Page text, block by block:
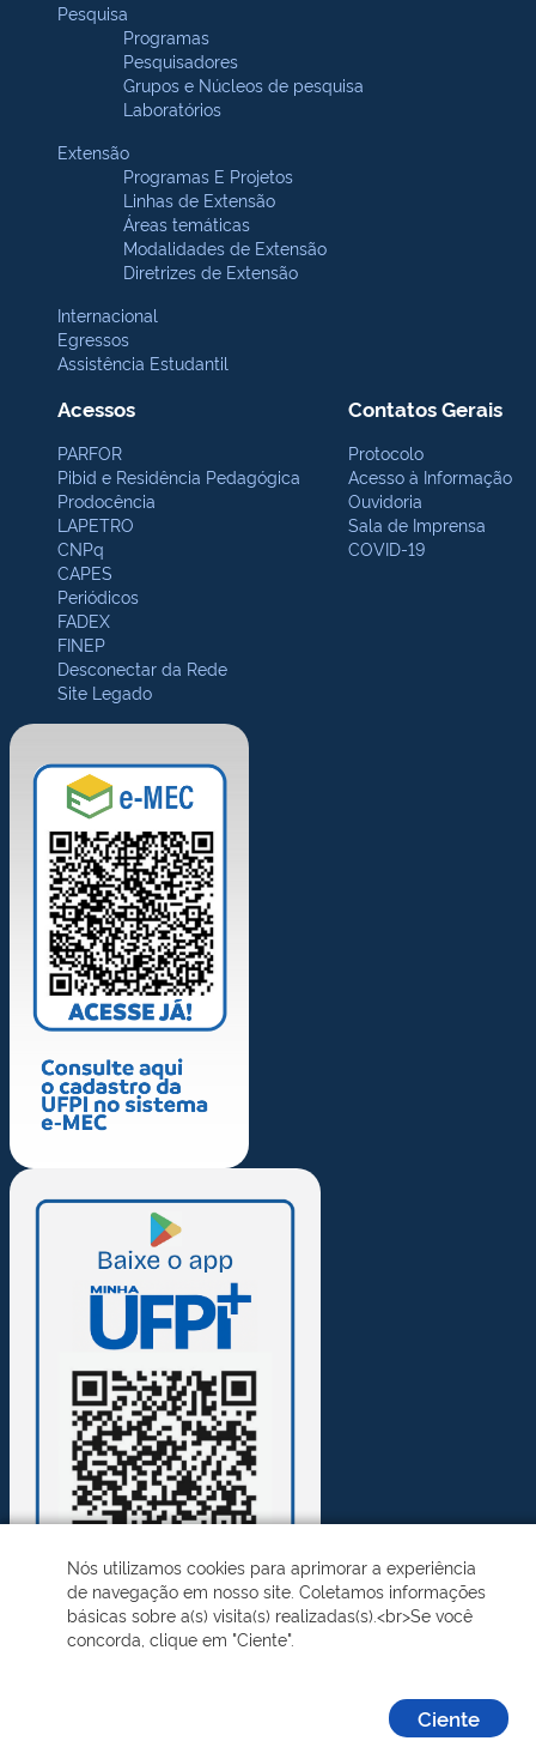
Pesquisa
Programas
Pesquisadores
Grupos e Núcleos de pesquisa
Laboratórios
Extensão
Programas E Projetos
Linhas de Extensão
Áreas temáticas
Modalidades de Extensão
Diretrizes de Extensão
Internacional
Egressos
Assistência Estudantil
Acessos
PARFOR
Pibid e Residência Pedagógica
Prodocência
LAPETRO
CNPq
CAPES
Periódicos
FADEX
FINEP
Desconectar da Rede
Site Legado
Contatos Gerais
Protocolo
Acesso à Informação
Ouvidoria
Sala de Imprensa
COVID-19
Nós utilizamos cookies para aprimorar a experiência
de navegação em nosso site. Coletamos informações
básicas sobre a(s) visita(s) realizadas(s).<br>Se você
concorda, clique em "Ciente".
Ciente